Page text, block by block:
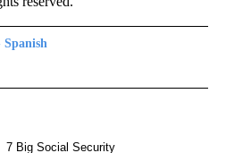
Spanish
TO RECEIVE NOTIFICATIONS ABOUT